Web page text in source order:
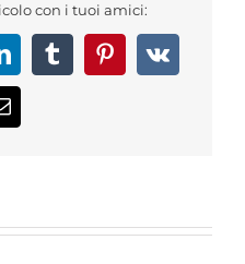
con i tuoi amici:
TumblrPinterest
Vk